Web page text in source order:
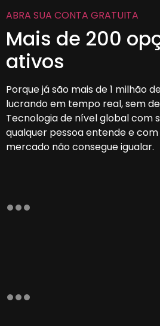
ABRA SUA CONTA GRATUITA
Mais de 200
ativos
Porque já são mais de 1 milhão
lucrando em tempo real, sem
Tecnologia de nível global com
qualquer pessoa entende e
mercado não consegue igualar.